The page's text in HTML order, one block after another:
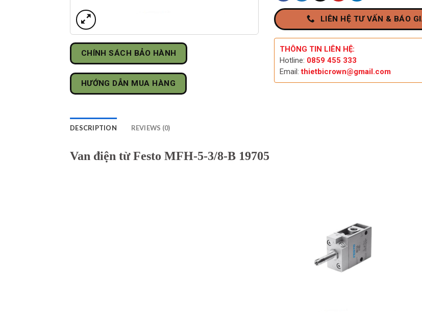
CHÍNH SÁCH BẢO HÀNH
HƯỚNG DẪN MUA HÀNG
LIÊN HỆ TƯ VẤN & BÁO
THÔNG TIN LIÊN HỆ:
Hotline: 0859 455 333
Email:thietbicrown@gmail.com
DESCRIPTION REVIEWS (0)
Van điện từ Festo MFH-5-3/8-B 19705